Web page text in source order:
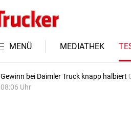
MENÜ MEDIATHEK
Gewinn bei Daimler Truck knapp halbiert
08:06 Uhr